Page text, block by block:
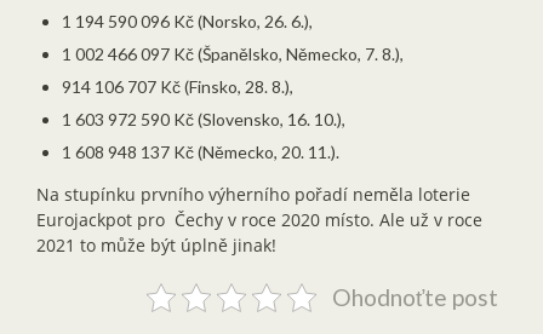
1 194 590 096 Kč (Norsko, 26. 6.),
1 002 466 097 Kč (Španělsko, Německo, 7. 8.),
914 106 707 Kč (Finsko, 28. 8.),
1 603 972 590 Kč (Slovensko, 16. 10.),
1 608 948 137 Kč (Německo, 20. 11.).
Na stupínku prvního výherního pořadí neměla loterie
Eurojackpot pro Čechy v roce 2020 místo. Ale už v roce
2021 to může být úplně jinak!
Ohodnoťte post